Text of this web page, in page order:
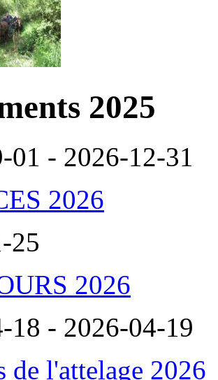
2025
01 - 2026-12-31
2026
25
2026
18 - 2026-04-19
de l'attelage 2026